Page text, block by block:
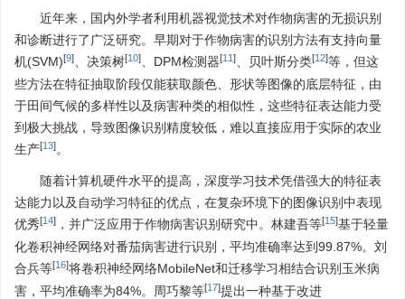
近年来，国内外学者利用机器视觉技术对作物病害的无损识别
和诊断进行了广泛研究。早期对于作物病害的识别方法有支持向量
机(SVM)[9] 、决策树[10] 、DPM检测器[11] 、贝叶斯分类[12]等，但这
些方法在特征抽取阶段仅能获取颜色、形状等图像的底层特征，由
于田间气候的多样性以及病害种类的相似性，这些特征表达能力受
到极大挑战，导致图像识别精度较低，难以直接应用于实际的农业
生产[13]。
随着计算机硬件水平的提高，深度学习技术凭借强大的特征表
达能力以及自动学习特征的优点，在复杂环境下的图像识别中表现
优秀[14] ，并广泛应用于作物病害识别研究中。林建吾等[15]基于轻量
化卷积神经网络对番茄病害进行识别，平均准确率达到99.87%。刘
合兵等[16]将卷积神经网络MobileNet和迁移学习相结合识别玉米病
害，平均准确率为84%。周巧黎等[17]提出一种基于改进